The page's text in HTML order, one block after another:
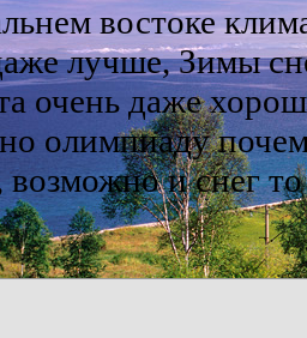
востоке
лучше, Зимы
очень даже
олимпиаду
возможно и снег